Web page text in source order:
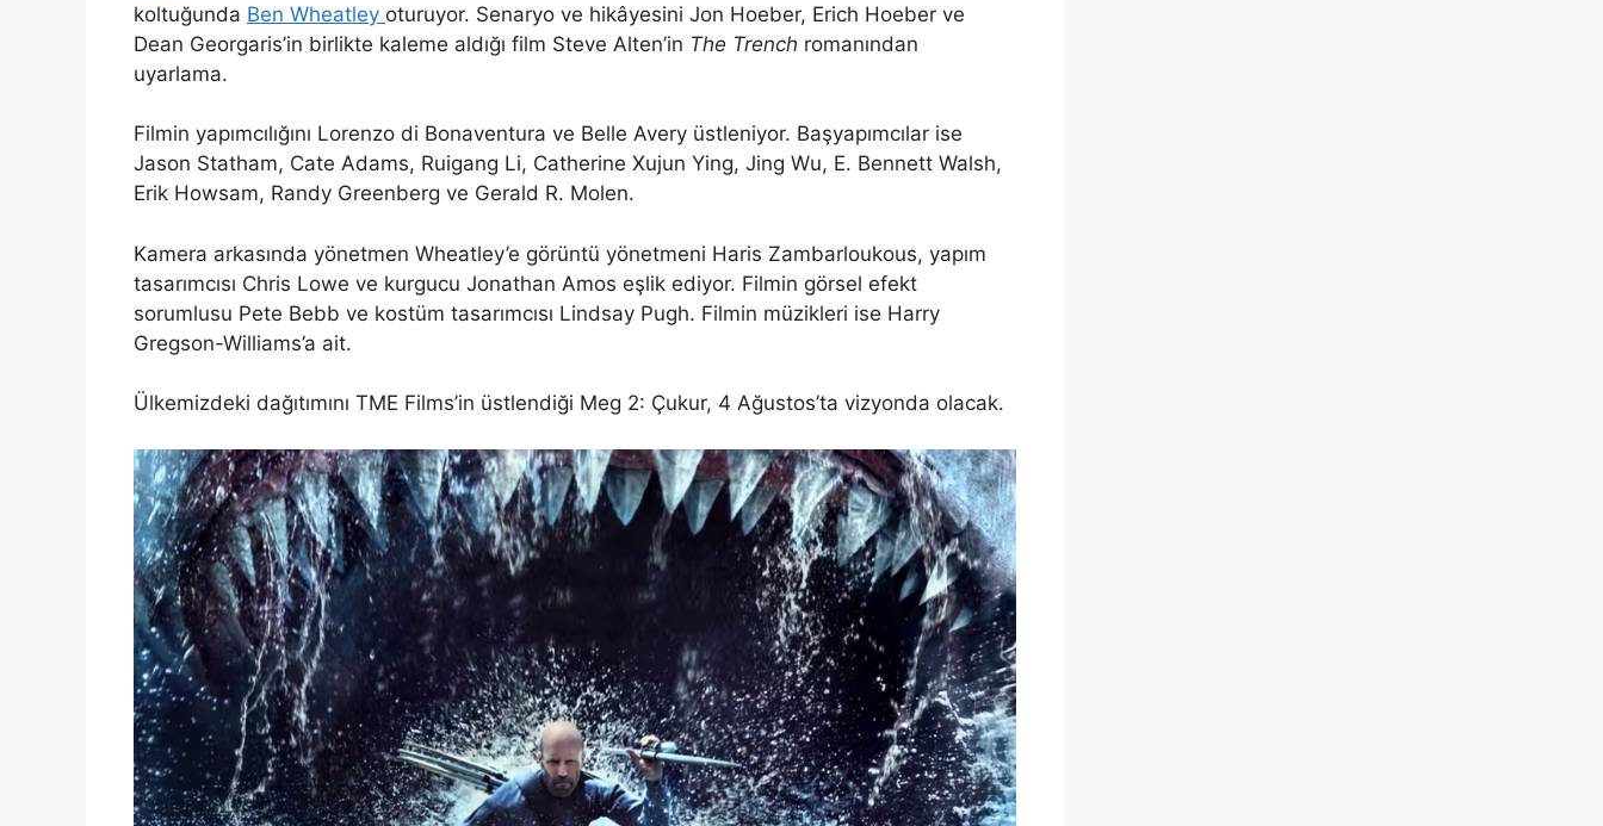
koltuğunda Ben Wheatley oturuyor. Senaryo ve hikâyesini Jon Hoeber, Erich Hoeber ve
Dean Georgaris’in birlikte kaleme aldığı film Steve Alten’in The Trench romanından
uyarlama.
Filmin yapımcılığını Lorenzo di Bonaventura ve Belle Avery üstleniyor. Başyapımcılar ise
Jason Statham, Cate Adams, Ruigang Li, Catherine Xujun Ying, Jing Wu, E. Bennett Walsh,
Erik Howsam, Randy Greenberg ve Gerald R. Molen.
Kamera arkasında yönetmen Wheatley’e görüntü yönetmeni Haris Zambarloukous, yapım
tasarımcısı Chris Lowe ve kurgucu Jonathan Amos eşlik ediyor. Filmin görsel efekt
sorumlusu Pete Bebb ve kostüm tasarımcısı Lindsay Pugh. Filmin müzikleri ise Harry
Gregson-Williams’a ait.
Ülkemizdeki dağıtımını TME Films’in üstlendiği Meg 2: Çukur, 4 Ağustos’ta vizyonda olacak.